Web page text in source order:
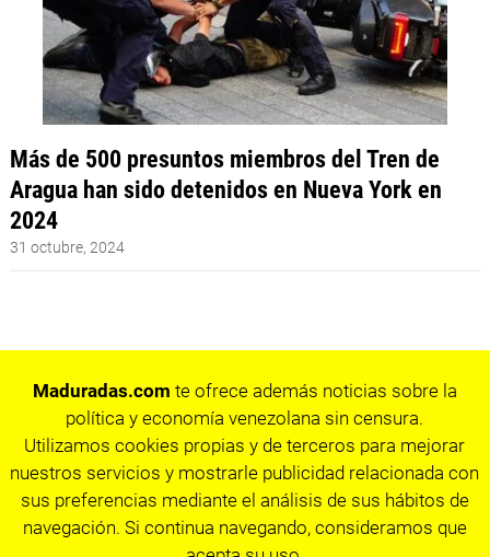
Más de 500 presuntos miembros del Tren de
Aragua han sido detenidos en Nueva York en
2024
31 octubre, 2024
Maduradas.com te ofrece además noticias sobre la
política y economía venezolana sin censura.
Utilizamos cookies propias y de terceros para mejorar
nuestros servicios y mostrarle publicidad relacionada con
sus preferencias mediante el análisis de sus hábitos de
navegación. Si continua navegando, consideramos que